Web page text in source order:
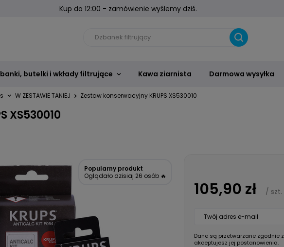
Kup do 12:00 - zamówienie wyślemy dziś.
butelki i wkłady filtrujące Kawa ziarnista Darmowa wysyłka
W ZESTAWIE TANIEJ Zestaw konserwacyjny KRUPS XS530010
XS530010
Popularny produkt
Oglądało dzisiaj 26 osób 🔥
105,90 zł / szt.
Twój adres e-mail
Dane są przetwarzane zgodnie z
akceptujesz jej postanowienia.